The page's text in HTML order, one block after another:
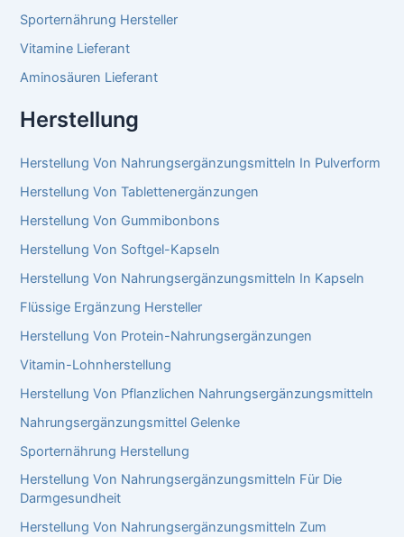
Sporternährung Hersteller
Vitamine Lieferant
Aminosäuren Lieferant
Herstellung
Herstellung Von Nahrungsergänzungsmitteln In Pulverform
Herstellung Von Tablettenergänzungen
Herstellung Von Gummibonbons
Herstellung Von Softgel-Kapseln
Herstellung Von Nahrungsergänzungsmitteln In Kapseln
Flüssige Ergänzung Hersteller
Herstellung Von Protein-Nahrungsergänzungen
Vitamin-Lohnherstellung
Herstellung Von Pflanzlichen Nahrungsergänzungsmitteln
Nahrungsergänzungsmittel Gelenke​
Sporternährung Herstellung
Herstellung Von Nahrungsergänzungsmitteln Für Die
Darmgesundheit
Herstellung Von Nahrungsergänzungsmitteln Zum